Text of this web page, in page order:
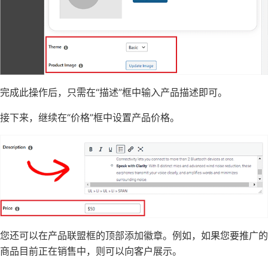
完成此操作后，只需在“描述”框中输入产品描述即可。
接下来，继续在“价格”框中设置产品价格。
您还可以在产品联盟框的顶部添加徽章。例如，如果您要推广的
商品目前正在销售中，则可以向客户展示。